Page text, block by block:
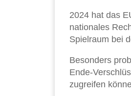
2024 hat das
nationales
Spielraum bei
Besonders
Ende-
zugreifen